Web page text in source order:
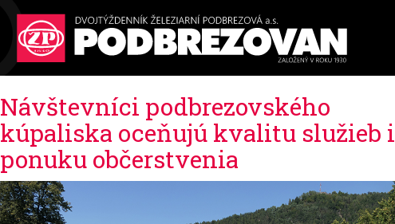
Návštevníci podbrezovského
kúpaliska oceňujú kvalitu služieb i
ponuku občerstvenia